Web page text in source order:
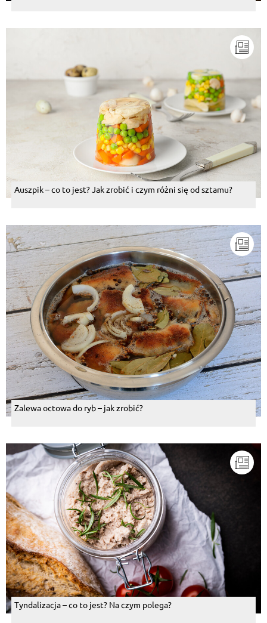
Auszpik – co to jest? Jak zrobić i czym różni się od sztamu?
Zalewa octowa do ryb – jak zrobić?
Tyndalizacja – co to jest? Na czym polega?